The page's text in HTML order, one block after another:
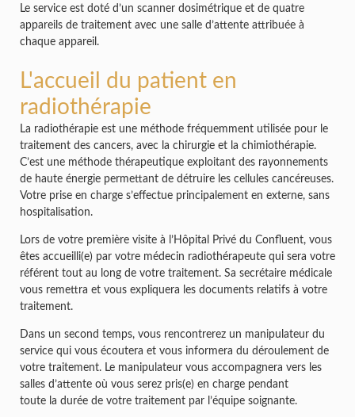
Le service est doté d’un scanner dosimétrique et de quatre
appareils de traitement avec une salle d’attente attribuée à
chaque appareil.
L'accueil du patient en
radiothérapie
La radiothérapie est une méthode fréquemment utilisée pour le
traitement des cancers, avec la chirurgie et la chimiothérapie.
C’est une méthode thérapeutique exploitant des rayonnements
de haute énergie permettant de détruire les cellules cancéreuses.
Votre prise en charge s’effectue principalement en externe, sans
hospitalisation.
Lors de votre première visite à l’Hôpital Privé du Confluent, vous
êtes accueilli(e) par votre médecin radiothérapeute qui sera votre
référent tout au long de votre traitement. Sa secrétaire médicale
vous remettra et vous expliquera les documents relatifs à votre
traitement.
Dans un second temps, vous rencontrerez un manipulateur du
service qui vous écoutera et vous informera du déroulement de
votre traitement. Le manipulateur vous accompagnera vers les
salles d’attente où vous serez pris(e) en charge pendant
toute la durée de votre traitement par l’équipe soignante.